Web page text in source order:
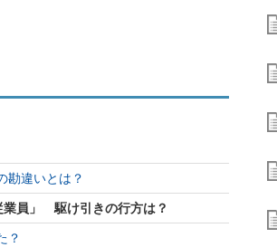
勘違いとは？
業員」 駆け引きの行方は？
？